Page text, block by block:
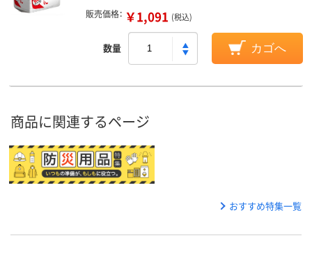
販売価格： ￥1,091 (税込)
数量 カゴへ
商品に関連するページ
おすすめ特集一覧